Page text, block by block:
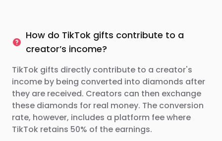
How do TikTok gifts contribute to a
creator’s income?
TikTok gifts directly contribute to a creator's
income by being converted into diamonds after
they are received. Creators can then exchange
these diamonds for real money. The conversion
rate, however, includes a platform fee where
TikTok retains 50% of the earnings.